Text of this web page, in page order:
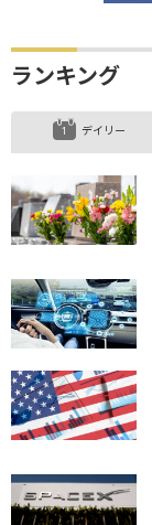
ランキング
デイリー